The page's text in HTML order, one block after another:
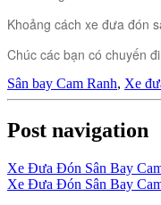
Khoảng cách xe đưa đón
Chúc các bạn có chuyến
Sân bay Cam Ranh, Xe
Post navigation
Xe Đưa Đón Sân Bay
Xe Đưa Đón Sân Bay